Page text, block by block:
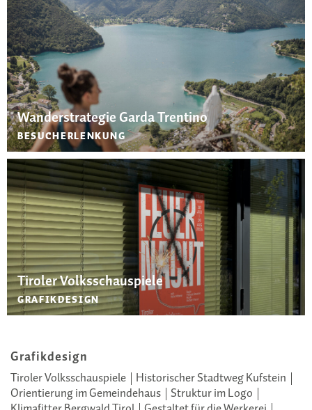
Wanderstrategie Garda Trentino
BESUCHERLENKUNG
Tiroler Volksschauspiele
GRAFIKDESIGN
Grafikdesign
Tiroler Volksschauspiele Historischer Stadtweg Kufstein
Orientierung im Gemeindehaus Struktur im Logo